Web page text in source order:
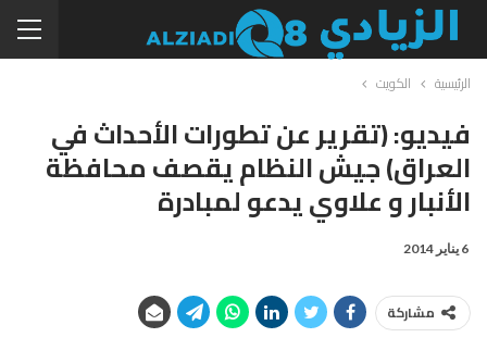
الرئيسية الكويت
فيديو: (تقرير عن تطورات الأحداث في
العراق) جيش النظام يقصف محافظة
الأنبار و علاوي يدعو لمبادرة
6 يناير 2014
مشاركة